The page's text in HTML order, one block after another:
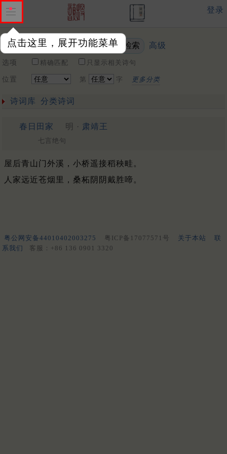
点击这里，展开功能菜单
登录
关键词 高级
选项 精确匹配 只显示相关诗句
位置 第 字 更多分类
诗词库 分类诗词
春日田家 明 · 肃靖王
七言绝句
屋后青山门外溪，小桥遥接稻秧畦。
人家远近苍烟里，桑柘阴阴戴胜啼。
粤公网安备44010402003275 粤ICP备17077571号 关于本站
联
系我们
客服：+86 136 0901 3320